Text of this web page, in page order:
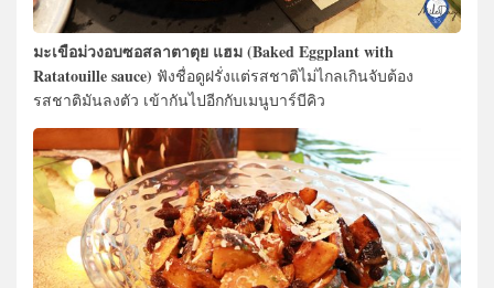
มะเขือม่วงอบซอสลาตาตุย แฮม (Baked Eggplant with
Ratatouille sauce) ฟังชื่อดูฝรั่งแต่รสชาติไม่ไกลเกินจับต้อง
รสชาติมันลงตัว เข้ากันไปอีกกับเมนูบาร์บีคิว